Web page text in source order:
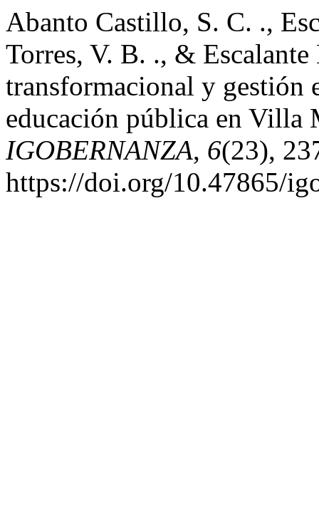
Abanto Castillo, S. C. .,
Torres, V. B. ., &
transformacional y gestión
educación pública en
IGOBERNANZA, 6(23),
https://doi.org/10.47865/